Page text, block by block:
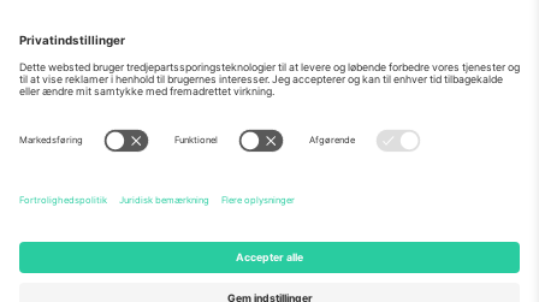
Mexico
Av Chapultepec 360, Roma
Norte, Cuauhtémoc, 06700
Ciudad de México, CDMX,
sted, begivenhed og/eller domæne. For detaljer se den specifikke
begivenhedsside, tryk og vilkår.,Virksomhed
Ticombo. Alle rettigheder forbeholdes.